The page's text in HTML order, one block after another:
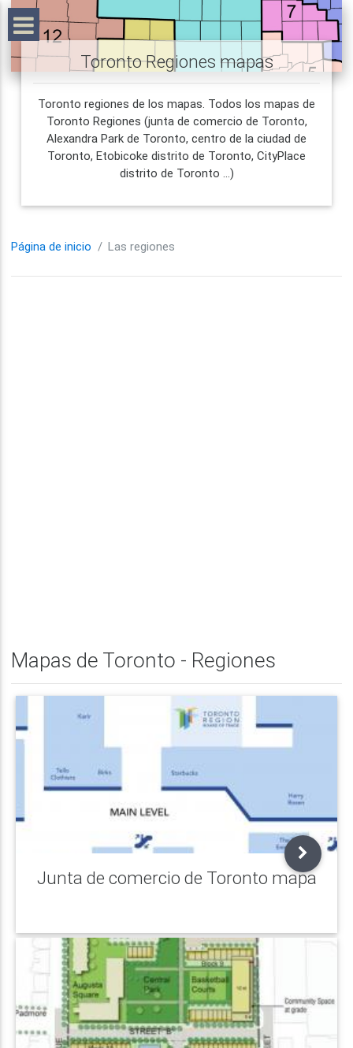
Toronto Regiones mapas
Toronto regiones de los mapas. Todos los mapas de
Toronto Regiones (junta de comercio de Toronto,
Alexandra Park de Toronto, centro de la ciudad de
Toronto, Etobicoke distrito de Toronto, CityPlace
distrito de Toronto ...)
Página de inicio Las regiones
Mapas de Toronto - Regiones
Junta de comercio de Toronto mapa